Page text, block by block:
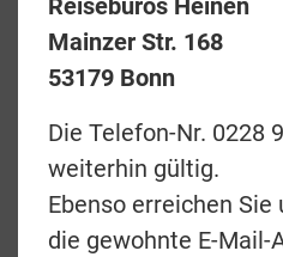
ausdrücken, sondern
Eine exquiste Lage,
einzigartig | authentisch
Nebenstehend können
z.B. nach einem Ort
Reisebüros Heinen
Mainzer Str. 168
53179 Bonn
Die Telefon-Nr. 0228
weiterhin gültig.
Ebenso erreichen
die gewohnte E-Mail-